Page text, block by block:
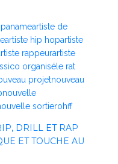
artiste de
artiste hip hopartiste
rappeurartiste
organisé le rat
projetnouveau
nouvelle
sortierohff
DRILL ET RAP
ET TOUCHE AU